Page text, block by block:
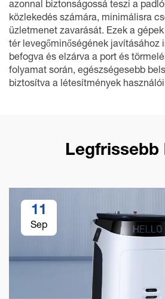
azonnal biztonságossá teszi a
közlekedés számára, minimálisra
üzletmenet zavarását. Ezek a
tér levegőminőségének javításához
befogva és elzárva a port és
folyamat során, egészségesebb
biztosítva a létesítmények
Legfrissebb
11
Sep